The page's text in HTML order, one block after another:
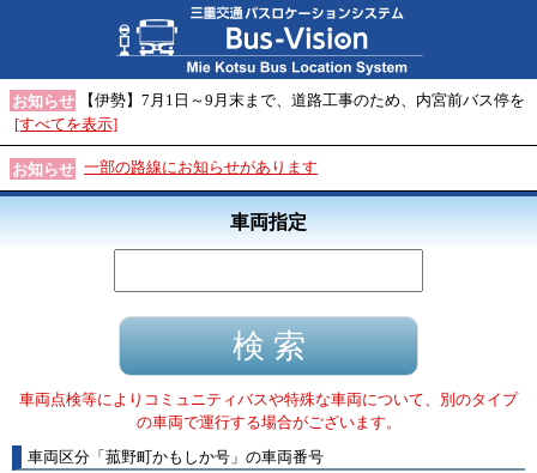
お知らせ
【伊勢】7月1日～9月末まで、道路工事のため、内宮前バス停を
[すべてを表示]
お知らせ 一部の路線にお知らせがあります
車両指定
車両点検等によりコミュニティバスや特殊な車両について、別のタイプ
の車両で運行する場合がございます。
車両区分 「 菰野町かもしか号 」 の車両番号